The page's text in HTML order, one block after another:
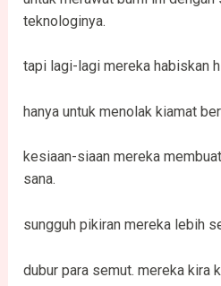
teknologinya.
tapi lagi-lagi mereka habiskan
hanya untuk menolak kiamat
kesiaan-siaan mereka
sana.
sungguh pikiran mereka lebih
dubur para semut. mereka kira